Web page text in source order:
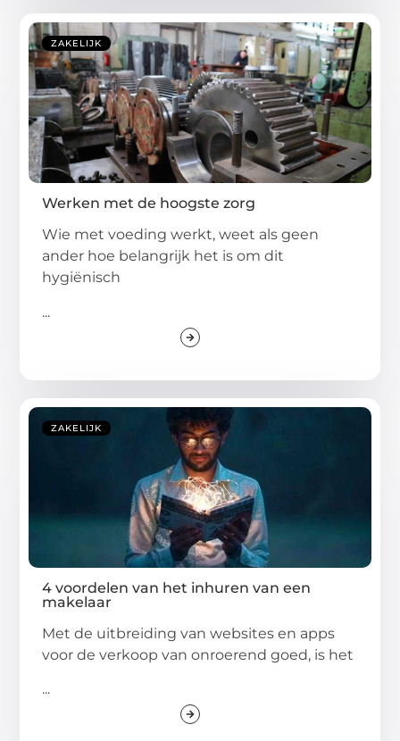
ZAKELIJK
Werken met de hoogste zorg
Wie met voeding werkt, weet als geen
ander hoe belangrijk het is om dit
hygiënisch
...
ZAKELIJK
4 voordelen van het inhuren van een
makelaar
Met de uitbreiding van websites en apps
voor de verkoop van onroerend goed, is het
...